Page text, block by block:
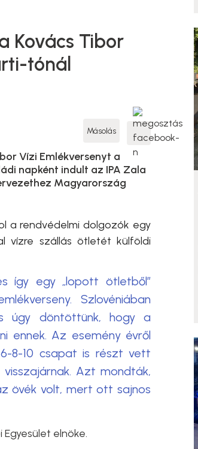
Kovács Tibor
tónál
Másolás
Vízi Emlékversenyt a
napként indult az IPA Zala
Magyarország
arendvédelmi dolgozók egy
vízre szállás ötletét külföldi
így egy „lopott ötletből”
Szlovéniában
úgy döntöttünk, hogy a
ennek. Az esemény évről
8-10 csapat is részt vett
Azt mondták,
övék volt, mert ott sajnos
Egyesület elnöke.